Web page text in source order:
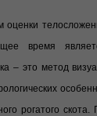
время
– это метод
рогатого